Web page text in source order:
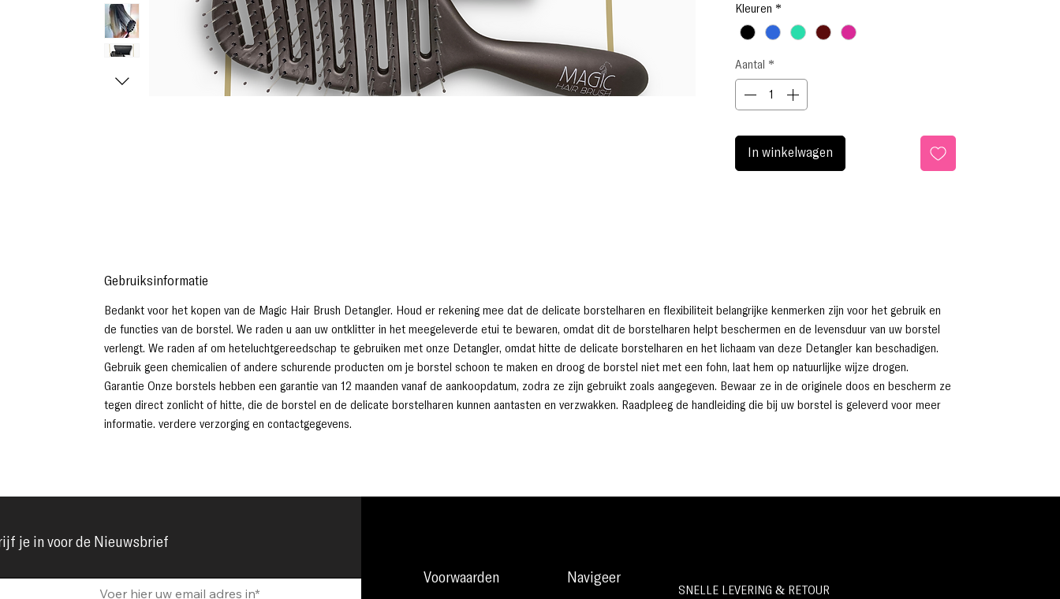
De nieuwe en revolutionair vormgegeven
Detangler ontklit snel en gemakkelijk zowel nat
De delicate borstelharen vloeien moeiteloos
door zelfs de zwaarste klitten, zonder te trekken
of vast te haken, waardoor je gemakkelijk door
De zachte borstelharen beschermen tegen breuk
en gespleten haarpunten, terwijl de multi-
resultaten en met gemak.
De flexibele, geventileerde kop zorgt voor een
maximale luchtstroom voor een snellere
borstelharen zachtjes jouw haar ontwarren.
Om de delicate borstelharen te beschermen en
de levensduur van de Magic Hair Brush te
Kleuren *
Aantal *
In winkelwagen
Gebruiksinformatie
Bedankt voor het kopen van de Magic Hair Brush Detangler. Houd er rekening mee dat de delicate borstelharen en flexibiliteit belangrijke kenmerken zijn voor het gebruik en
de functies van de borstel. We raden u aan uw ontklitter in het meegeleverde etui te bewaren, omdat dit de borstelharen helpt beschermen en de levensduur van uw borstel
verlengt. We raden af ​​om heteluchtgereedschap te gebruiken met onze Detangler, omdat hitte de delicate borstelharen en het lichaam van deze Detangler kan beschadigen.
Gebruik geen chemicaliën of andere schurende producten om je borstel schoon te maken en droog de borstel niet met een fohn, laat hem op natuurlijke wijze drogen.
Garantie Onze borstels hebben een garantie van 12 maanden vanaf de aankoopdatum, zodra ze zijn gebruikt zoals aangegeven. Bewaar ze in de originele doos en bescherm ze
tegen direct zonlicht of hitte, die de borstel en de delicate borstelharen kunnen aantasten en verzwakken. Raadpleeg de handleiding die bij uw borstel is geleverd voor meer
informatie. verdere verzorging en contactgegevens.
je in voor de Nieuwsbrief
Voorwaarden Navigeer
SNELLE LEVERING & RETOUR